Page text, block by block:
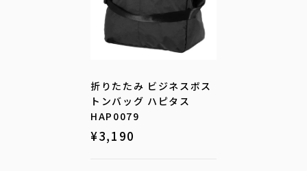
折りたたみ ビジネスボス
トンバッグ ハピタス
HAP0079
¥3,190